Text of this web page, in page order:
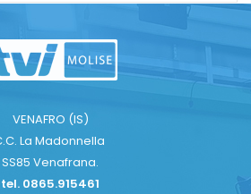
VENAFRO (IS)
La Madonnella
SS85 Venafrana.
tel. 0865.915461